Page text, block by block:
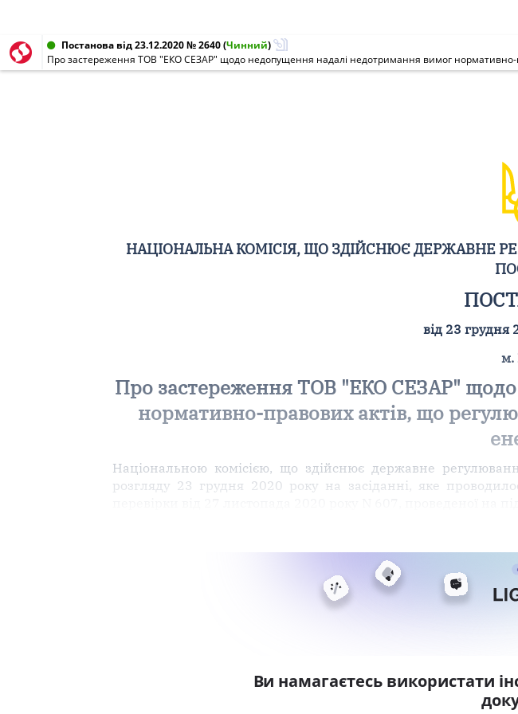
Постанова від 23.12.2020 № 2640(Чинний)
НАЦІОНАЛЬНА КОМІСІЯ, ЩО ЗДІЙСНЮЄ ДЕРЖАВНЕ
від 23 грудня
м.
Про застереження ТОВ "ЕКО СЕЗАР"
нормативно-правових актів, що
Національною комісією, що здійснює державне
розгляду 23 грудня 2020 року на засіданні, яке
Ви намагаєтесь використати